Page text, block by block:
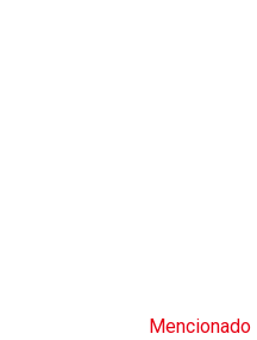
Mencionado